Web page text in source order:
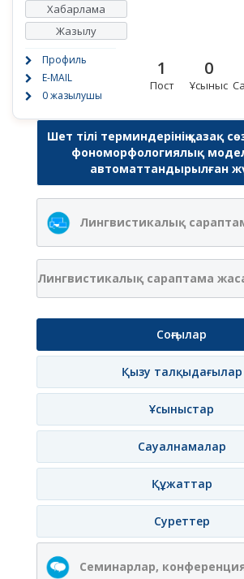
Хабарлама
Жазылу
Профиль
E-MAIL
0 жазылушы
1
Пост
0
Ұсыныс
Шет тілі терминдерінің қазақ
фономорфологиялық
автоматтандырылған
Лингвистикалық
Лингвистикалық сараптама
Соңғылар
Қызу талқыдағылар
Ұсыныстар
Сауалнамалар
Құжаттар
Суреттер
Семинарлар,